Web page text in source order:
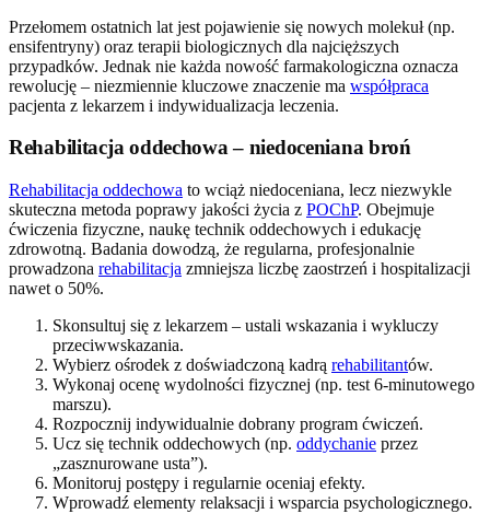
Przełomem ostatnich lat jest pojawienie się nowych molekuł (np.
ensifentryny) oraz terapii biologicznych dla najcięższych
przypadków. Jednak nie każda nowość farmakologiczna oznacza
rewolucję – niezmiennie kluczowe znaczenie ma współpraca
pacjenta z lekarzem i indywidualizacja leczenia.
Rehabilitacja oddechowa – niedoceniana broń
Rehabilitacja oddechowa to wciąż niedoceniana, lecz niezwykle
skuteczna metoda poprawy jakości życia z POChP. Obejmuje
ćwiczenia fizyczne, naukę technik oddechowych i edukację
zdrowotną. Badania dowodzą, że regularna, profesjonalnie
prowadzona rehabilitacja zmniejsza liczbę zaostrzeń i hospitalizacji
nawet o 50%.
Skonsultuj się z lekarzem – ustali wskazania i wykluczy
przeciwwskazania.
Wybierz ośrodek z doświadczoną kadrą rehabilitantów.
Wykonaj ocenę wydolności fizycznej (np. test 6-minutowego
marszu).
Rozpocznij indywidualnie dobrany program ćwiczeń.
Ucz się technik oddechowych (np. oddychanie przez
„zasznurowane usta”).
Monitoruj postępy i regularnie oceniaj efekty.
Wprowadź elementy relaksacji i wsparcia psychologicznego.